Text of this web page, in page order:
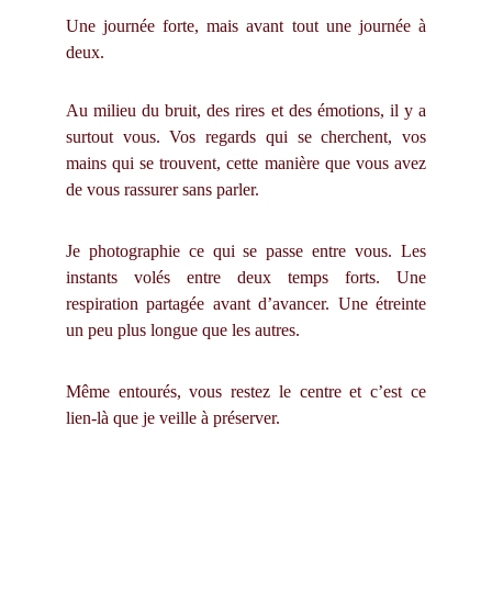
Une journée forte, mais avant tout une journée à
deux.
Au milieu du bruit, des rires et des émotions, il y a
surtout vous. Vos regards qui se cherchent, vos
mains qui se trouvent, cette manière que vous avez
de vous rassurer sans parler.
Je photographie ce qui se passe entre vous. Les
instants volés entre deux temps forts. Une
respiration partagée avant d’avancer. Une étreinte
un peu plus longue que les autres.
Même entourés, vous restez le centre et c’est ce
lien-là que je veille à préserver.